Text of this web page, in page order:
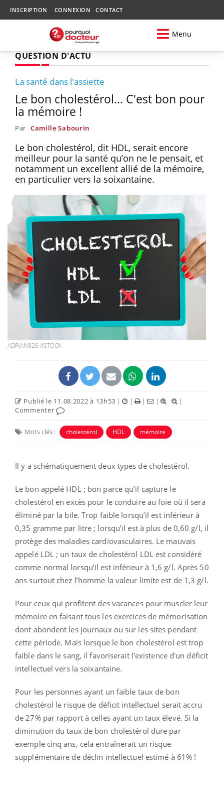
INSCRIPTION CONNEXION CONTACT
Menu
QUESTION D'ACTU
La santé dans l'assiette
Le bon cholestérol… C'est bon pour
la mémoire !
Par Camille Sabourin
Le bon cholestérol, dit HDL, serait encore
meilleur pour la santé qu’on ne le pensait, et
notamment un excellent allié de la mémoire,
en particulier vers la soixantaine.
ADRIAN825 /ISTOCK
Publié le 11.08.2022 à 13h53 | | | |
|
Commenter
Mots clés : cholestérol HDL mémoire
Il y a schématiquement deux types de cholestérol.
Le bon appelé HDL ; bon parce qu’il capture le
cholestérol en excès pour le conduire au foie où il sera
éliminé par la bile. Trop faible lorsqu’il est inférieur à
0,35 gramme par litre ; lorsqu’il est à plus de 0,60 g/l, il
protège des maladies cardiovasculaires. Le mauvais
appelé LDL ; un taux de cholestérol LDL est considéré
comme normal lorsqu’il est inférieur à 1,6 g/l. Après 50
ans surtout chez l’homme la valeur limite est de 1,3 g/l.
Pour ceux qui profitent des vacances pour muscler leur
mémoire en faisant tous les exercices de mémorisation
dont abondent les journaux ou sur les sites pendant
cette période. Mais lorsque le bon cholestérol est trop
faible dans le sang, il favoriserait l'existence d'un déficit
intellectuel vers la soixantaine.
Pour les personnes ayant un faible taux de bon
cholestérol le risque de déficit intellectuel serait accru
de 27% par rapport à celles ayant un taux élevé. Si la
diminution du taux de bon cholestérol dure par
exemple cinq ans, cela entraînerait un risque
supplémentaire de déclin intellectuel estimé à 61% !